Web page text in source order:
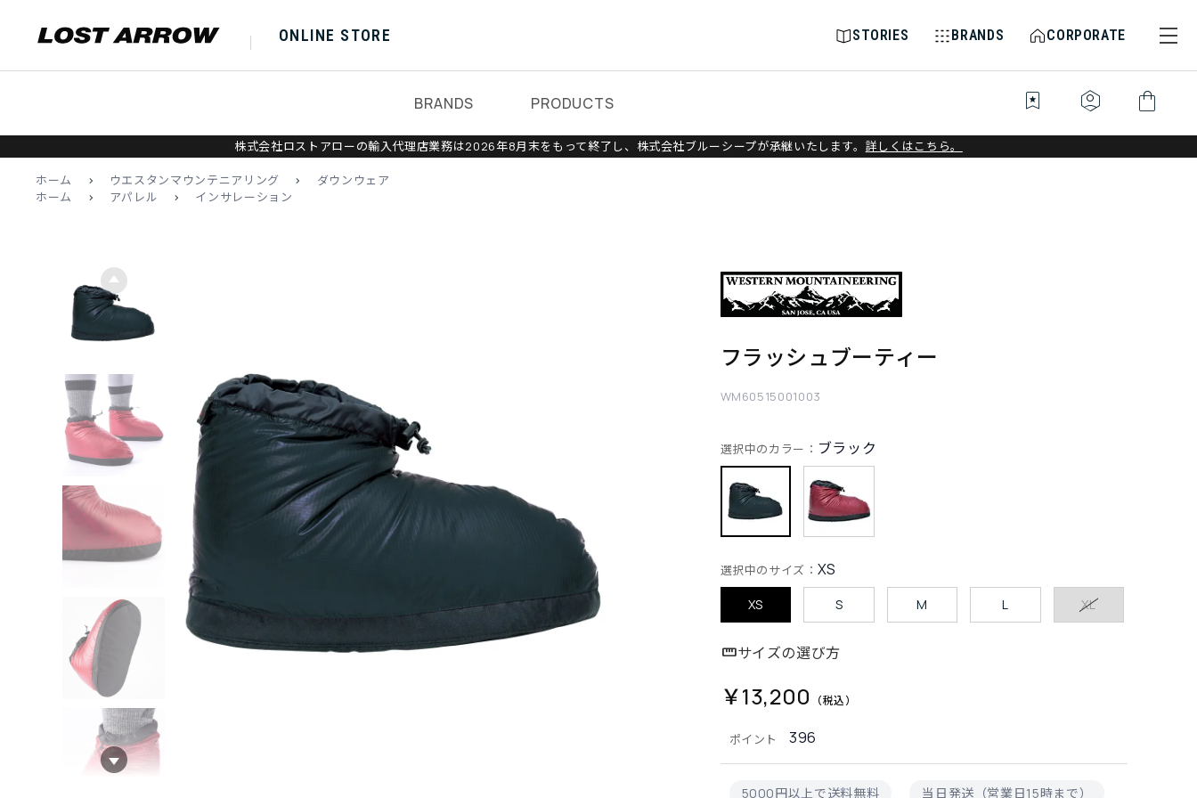
ONLINE STORE STORIES BRANDS CORPORATE
BRANDS PRODUCTS bookmark_star identity_platform shopping_bag
株式会社ロストアローの輸入代理店業務は2026年8月末をもって終了し、株式会社ブルーシープが承継いたします。 詳しくはこちら。
ホーム > ウエスタンマウンテニアリング >
ダウンウェア
ホーム
> アパレル > インサレーション
フラッシュブーティー
WM60515001003
ポイント 396
選択中のカラー： ブラック
選択中のサイズ： XS
XS S M L XL
サイズの選び方
5000円以上で送料無料 当日発送（営業日15時まで）
￥13,200